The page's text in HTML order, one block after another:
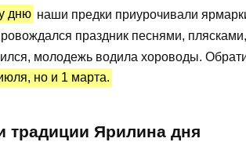
дню наши предки приурочивали
праздник песнями,
молодежь водила хороводы.
но и 1 марта.
традиции Ярилина дня